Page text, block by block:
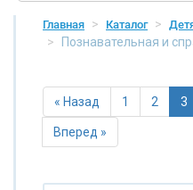
Главная Каталог
Познавательная и
« Назад 1 2 3
Вперед »